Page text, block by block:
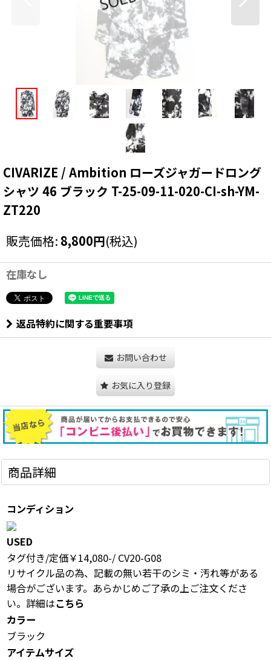
CIVARIZE / Ambition ローズジャガードロング
シャツ 46 ブラック T-25-09-11-020-CI-sh-YM-
ZT220
販売価格: 8,800円(税込)
在庫なし
返品特約に関する重要事項
お問い合わせ
お気に入り登録
商品詳細
コンディション
USED
タグ付き/定価￥14,080-/ CV20-G08
リサイクル品の為、記載の無い若干のシミ・汚れ等がある
場合がございます。あらかじめご了承の上ご注文くださ
い。詳細はこちら
カラー
ブラック
アイテムサイズ